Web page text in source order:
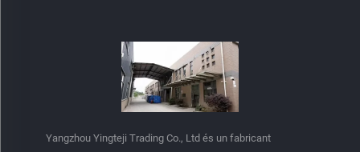
Yangzhou Yingteji Trading Co., Ltd és un fabricant